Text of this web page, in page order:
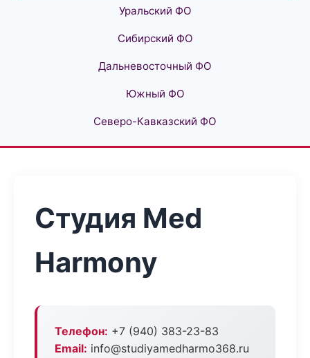
Уральский ФО
Сибирский ФО
Дальневосточный ФО
Южный ФО
Северо-Кавказский ФО
Студия Med
Harmony
Телефон: +7 (940) 383-23-83
Email: info@studiyamedharmo368.ru